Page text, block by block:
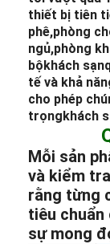
thiết bị tiên
phê,phòng
ngủ,phòng
bộkhách sạn
tế và khả
cho phép
trọngkhách
Mỗi sản
và kiểm
rằng từng
tiêu chuẩn
sự mong